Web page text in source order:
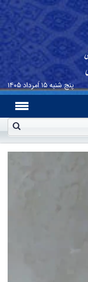
پنج شنبه۱۵ اَمرداد ۱۴۰۵